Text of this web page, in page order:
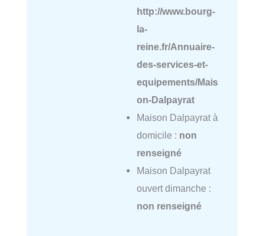
http://www.bourg-
la-
reine.fr/Annuaire-
des-services-et-
equipements/Mais
on-Dalpayrat
Maison Dalpayrat à
domicile : non
renseigné
Maison Dalpayrat
ouvert dimanche :
non renseigné